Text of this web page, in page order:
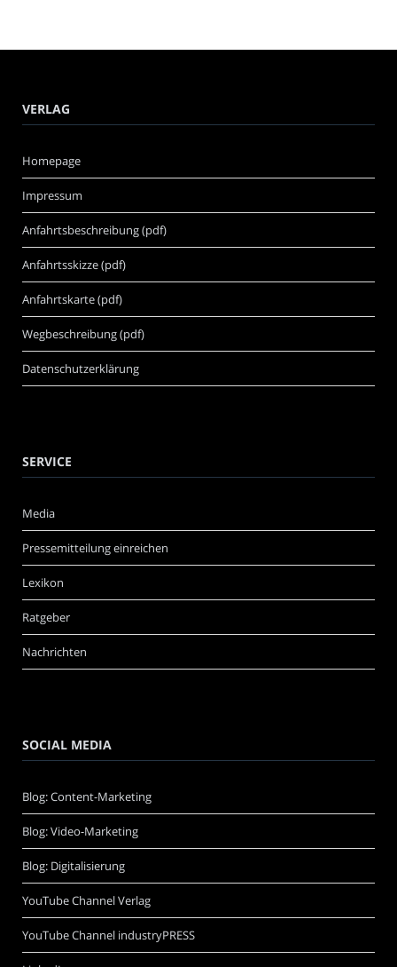
VERLAG
Homepage
Impressum
Anfahrtsbeschreibung (pdf)
Anfahrtsskizze (pdf)
Anfahrtskarte (pdf)
Wegbeschreibung (pdf)
Datenschutzerklärung
SERVICE
Media
Pressemitteilung einreichen
Lexikon
Ratgeber
Nachrichten
SOCIAL MEDIA
Blog: Content-Marketing
Blog: Video-Marketing
Blog: Digitalisierung
YouTube Channel Verlag
YouTube Channel industryPRESS